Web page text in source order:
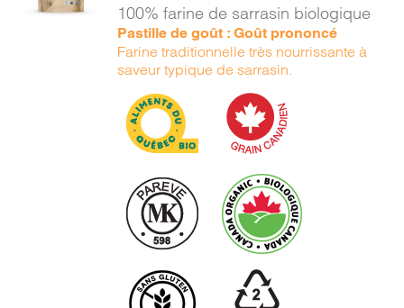
100% farine de sarrasin biologique
Pastille de goût : Goût prononcé
Farine traditionnelle très nourrissante à
saveur typique de sarrasin.